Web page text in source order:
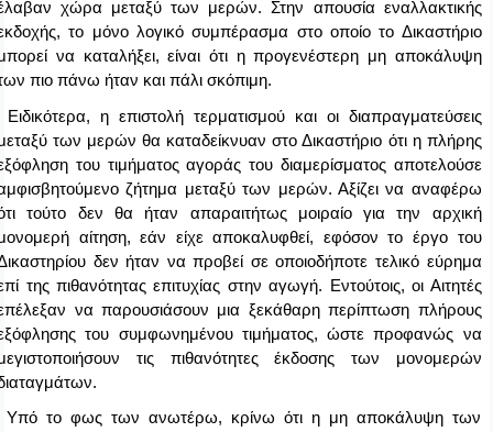
χώρα μεταξύ των μερών. Στην απουσία εναλλακτικής
το μόνο λογικό συμπέρασμα στο οποίο το Δικαστήριο
να καταλήξει, είναι ότι η προγενέστερη μη αποκάλυψη
πιο πάνω ήταν και πάλι σκόπιμη.
Ειδικότερα, η επιστολή τερματισμού και οι διαπραγματεύσεις
των μερών θα καταδείκνυαν στο Δικαστήριο ότι η πλήρης
του τιμήματος αγοράς του διαμερίσματος αποτελούσε
ζήτημα μεταξύ των μερών. Αξίζει να αναφέρω
τούτο δεν θα ήταν απαραιτήτως μοιραίο για την αρχική
αίτηση, εάν είχε αποκαλυφθεί, εφόσον το έργο του
δεν ήταν να προβεί σε οποιοδήποτε τελικό εύρημα
της πιθανότητας επιτυχίας στην αγωγή. Εντούτοις, οι Αιτητές
να παρουσιάσουν μια ξεκάθαρη περίπτωση πλήρους
του συμφωνημένου τιμήματος, ώστε προφανώς να
τις πιθανότητες έκδοσης των μονομερών
Υπό το φως των ανωτέρω, κρίνω ότι η μη αποκάλυψη των